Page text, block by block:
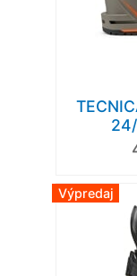
Výpredaj